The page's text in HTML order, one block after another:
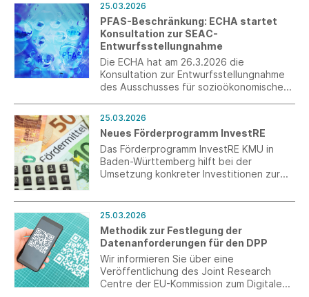
25.03.2026
PFAS-Beschränkung: ECHA startet
Konsultation zur SEAC-
Entwurfsstellungnahme
Die ECHA hat am 26.3.2026 die
Konsultation zur Entwurfsstellungnahme
des Ausschusses für sozioökonomische
polyfluorierte Alkylsubstanzen (PFAS)
unter REACH gestartet. Die Konsultation
läuft bis zum 25. Mai 2026. Ebenfalls
verfügbar ist nun die Stellungnahme des
Ausschusses für Risikobeurteilung (RAC).
25.03.2026
Neues Förderprogramm InvestRE
Das Förderprogramm InvestRE KMU in
Baden-Württemberg hilft bei der
Umsetzung konkreter Investitionen zur
insbesondere in der Anlagen- und
Prozessmodernisierung. Ziel ist es,
Maßnahmen wie Materialeinsparung, den
Einsatz nachhaltiger oder kreislauffähiger
Materialien sowie die Substitution
kritischer Rohstoffe voranzutreiben.
25.03.2026
Methodik zur Festlegung der
Datenanforderungen für den DPP
Wir informieren Sie über eine
Veröffentlichung des Joint Research
Centre der EU-Kommission zum Digitalen